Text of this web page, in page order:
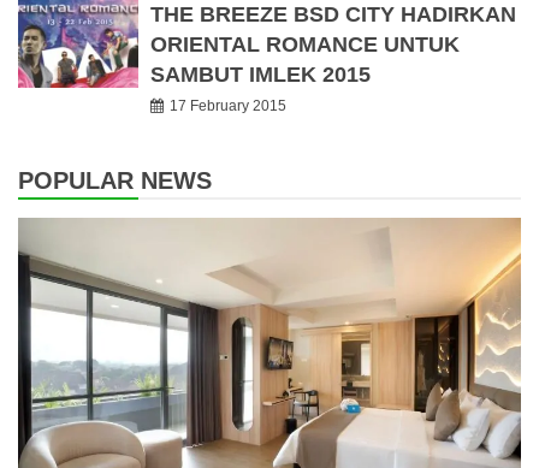
THE BREEZE BSD CITY HADIRKAN
ORIENTAL ROMANCE UNTUK
SAMBUT IMLEK 2015
17 February 2015
POPULAR NEWS